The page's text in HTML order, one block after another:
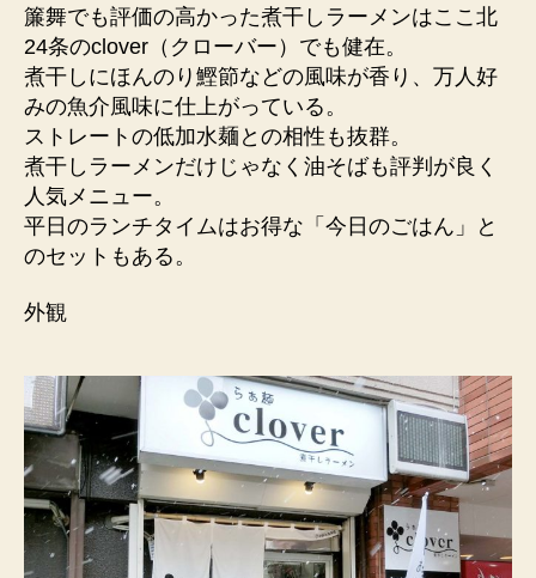
簾舞でも評価の高かった煮干しラーメンはここ北
24条のclover（クローバー）でも健在。
煮干しにほんのり鰹節などの風味が香り、万人好
みの魚介風味に仕上がっている。
ストレートの低加水麺との相性も抜群。
煮干しラーメンだけじゃなく油そばも評判が良く
人気メニュー。
平日のランチタイムはお得な「今日のごはん」と
のセットもある。
外観